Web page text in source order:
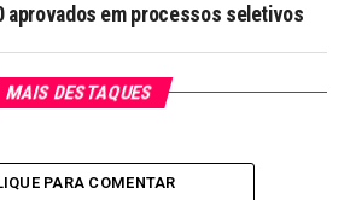
aprovados em processos seletivos
MAIS DESTAQUES
PARA COMENTAR